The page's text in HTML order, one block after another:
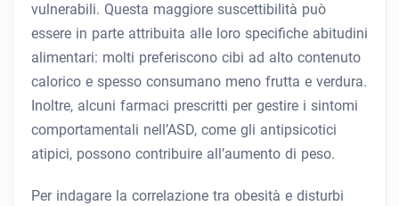
vulnerabili. Questa maggiore suscettibilità può
essere in parte attribuita alle loro specifiche abitudini
alimentari: molti preferiscono cibi ad alto contenuto
calorico e spesso consumano meno frutta e verdura.
Inoltre, alcuni farmaci prescritti per gestire i sintomi
comportamentali nell’ASD, come gli antipsicotici
atipici, possono contribuire all’aumento di peso.
Per indagare la correlazione tra obesità e disturbi